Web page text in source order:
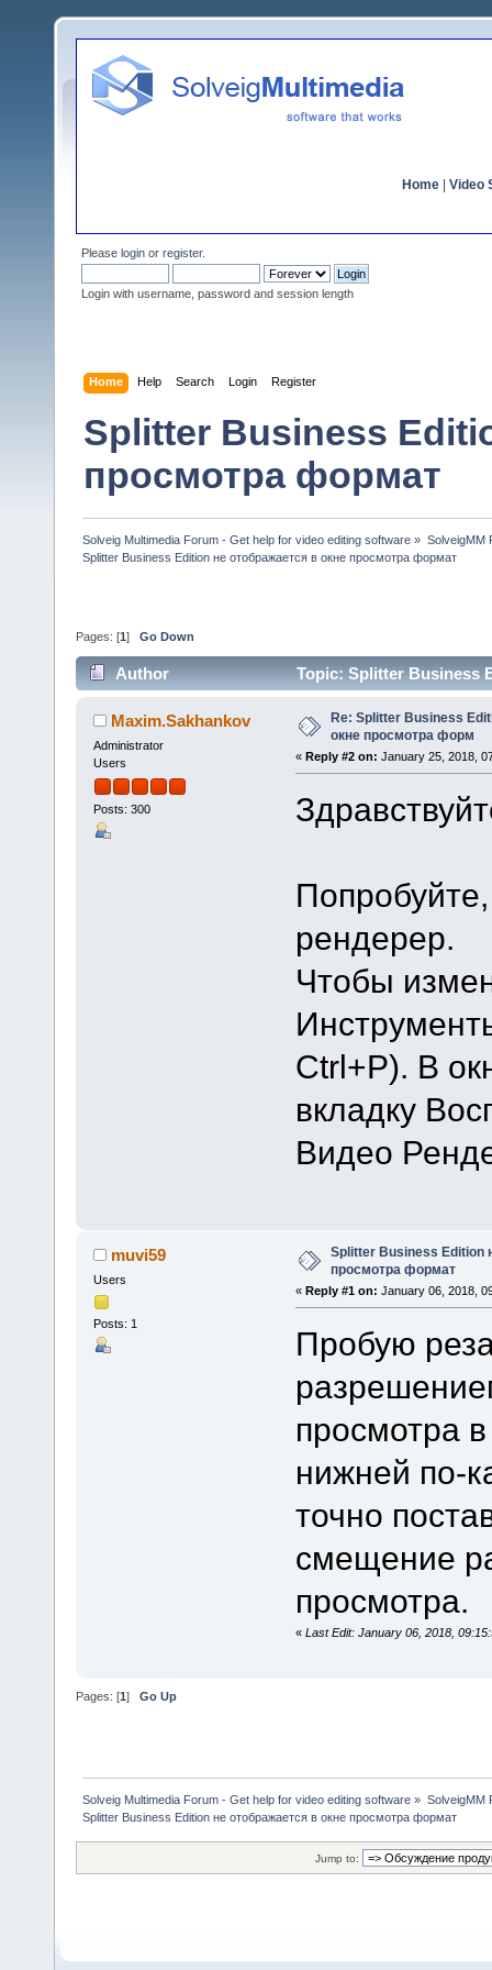
Home Video
Please login or register.
Login with username, password and session length
Home Help Search Login Register
Splitter Business
просмотра формат
Solveig Multimedia Forum - Get help for video editing software » SolveigMM
Splitter Business Edition не отображается в окне просмотра формат
Pages: [1 ] Go Down
Author
Topic: Splitter Business
Maxim.Sakhankov
Administrator
Users
Posts: 300
Re: Splitter Business
окне просмотра форм
« Reply #2 on: January 25, 2018,
рендерер.
Чтобы
Ctrl+P). В
вкладку
Видео
muvi59
Users
Posts: 1
Splitter Business Edition
просмотра формат
« Reply #1 on: January 06, 2018,
Пробую
просмотра
нижней по-
точно
смещение
просмотра.
« Last Edit: January 06, 2018,
Pages: [1] Go Up
Solveig Multimedia Forum - Get help for video editing software » SolveigMM
Splitter Business Edition не отображается в окне просмотра формат
Jump to: